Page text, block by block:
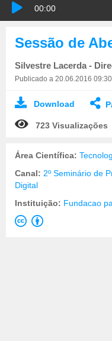
00:00
Sessão de
Publicado a 20.06.2016 09:30
Download
723 Visualizações
Área Científica:
Canal: 2º Seminário de
Digital
Instituição: Fundacao